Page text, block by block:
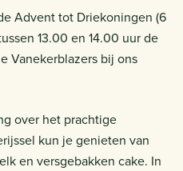
Advent tot Driekoningen (6
13.00 en 14.00 uur de
Vanekerblazers bij ons
over het prachtige
kun je genieten van
en versgebakken cake. In